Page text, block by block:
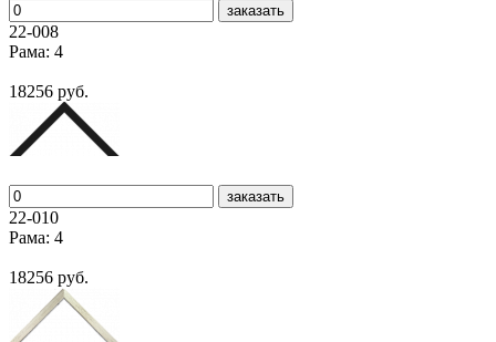
заказать
22-008
Рама: 4
18256 руб.
заказать
22-010
Рама: 4
18256 руб.